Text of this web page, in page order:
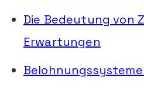
Die Bedeutung von
Erwartungen